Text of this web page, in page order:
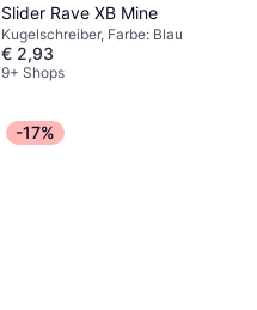
Slider Rave XB Mine
Kugelschreiber, Farbe: Blau
€ 2,93
9+ Shops
-17%